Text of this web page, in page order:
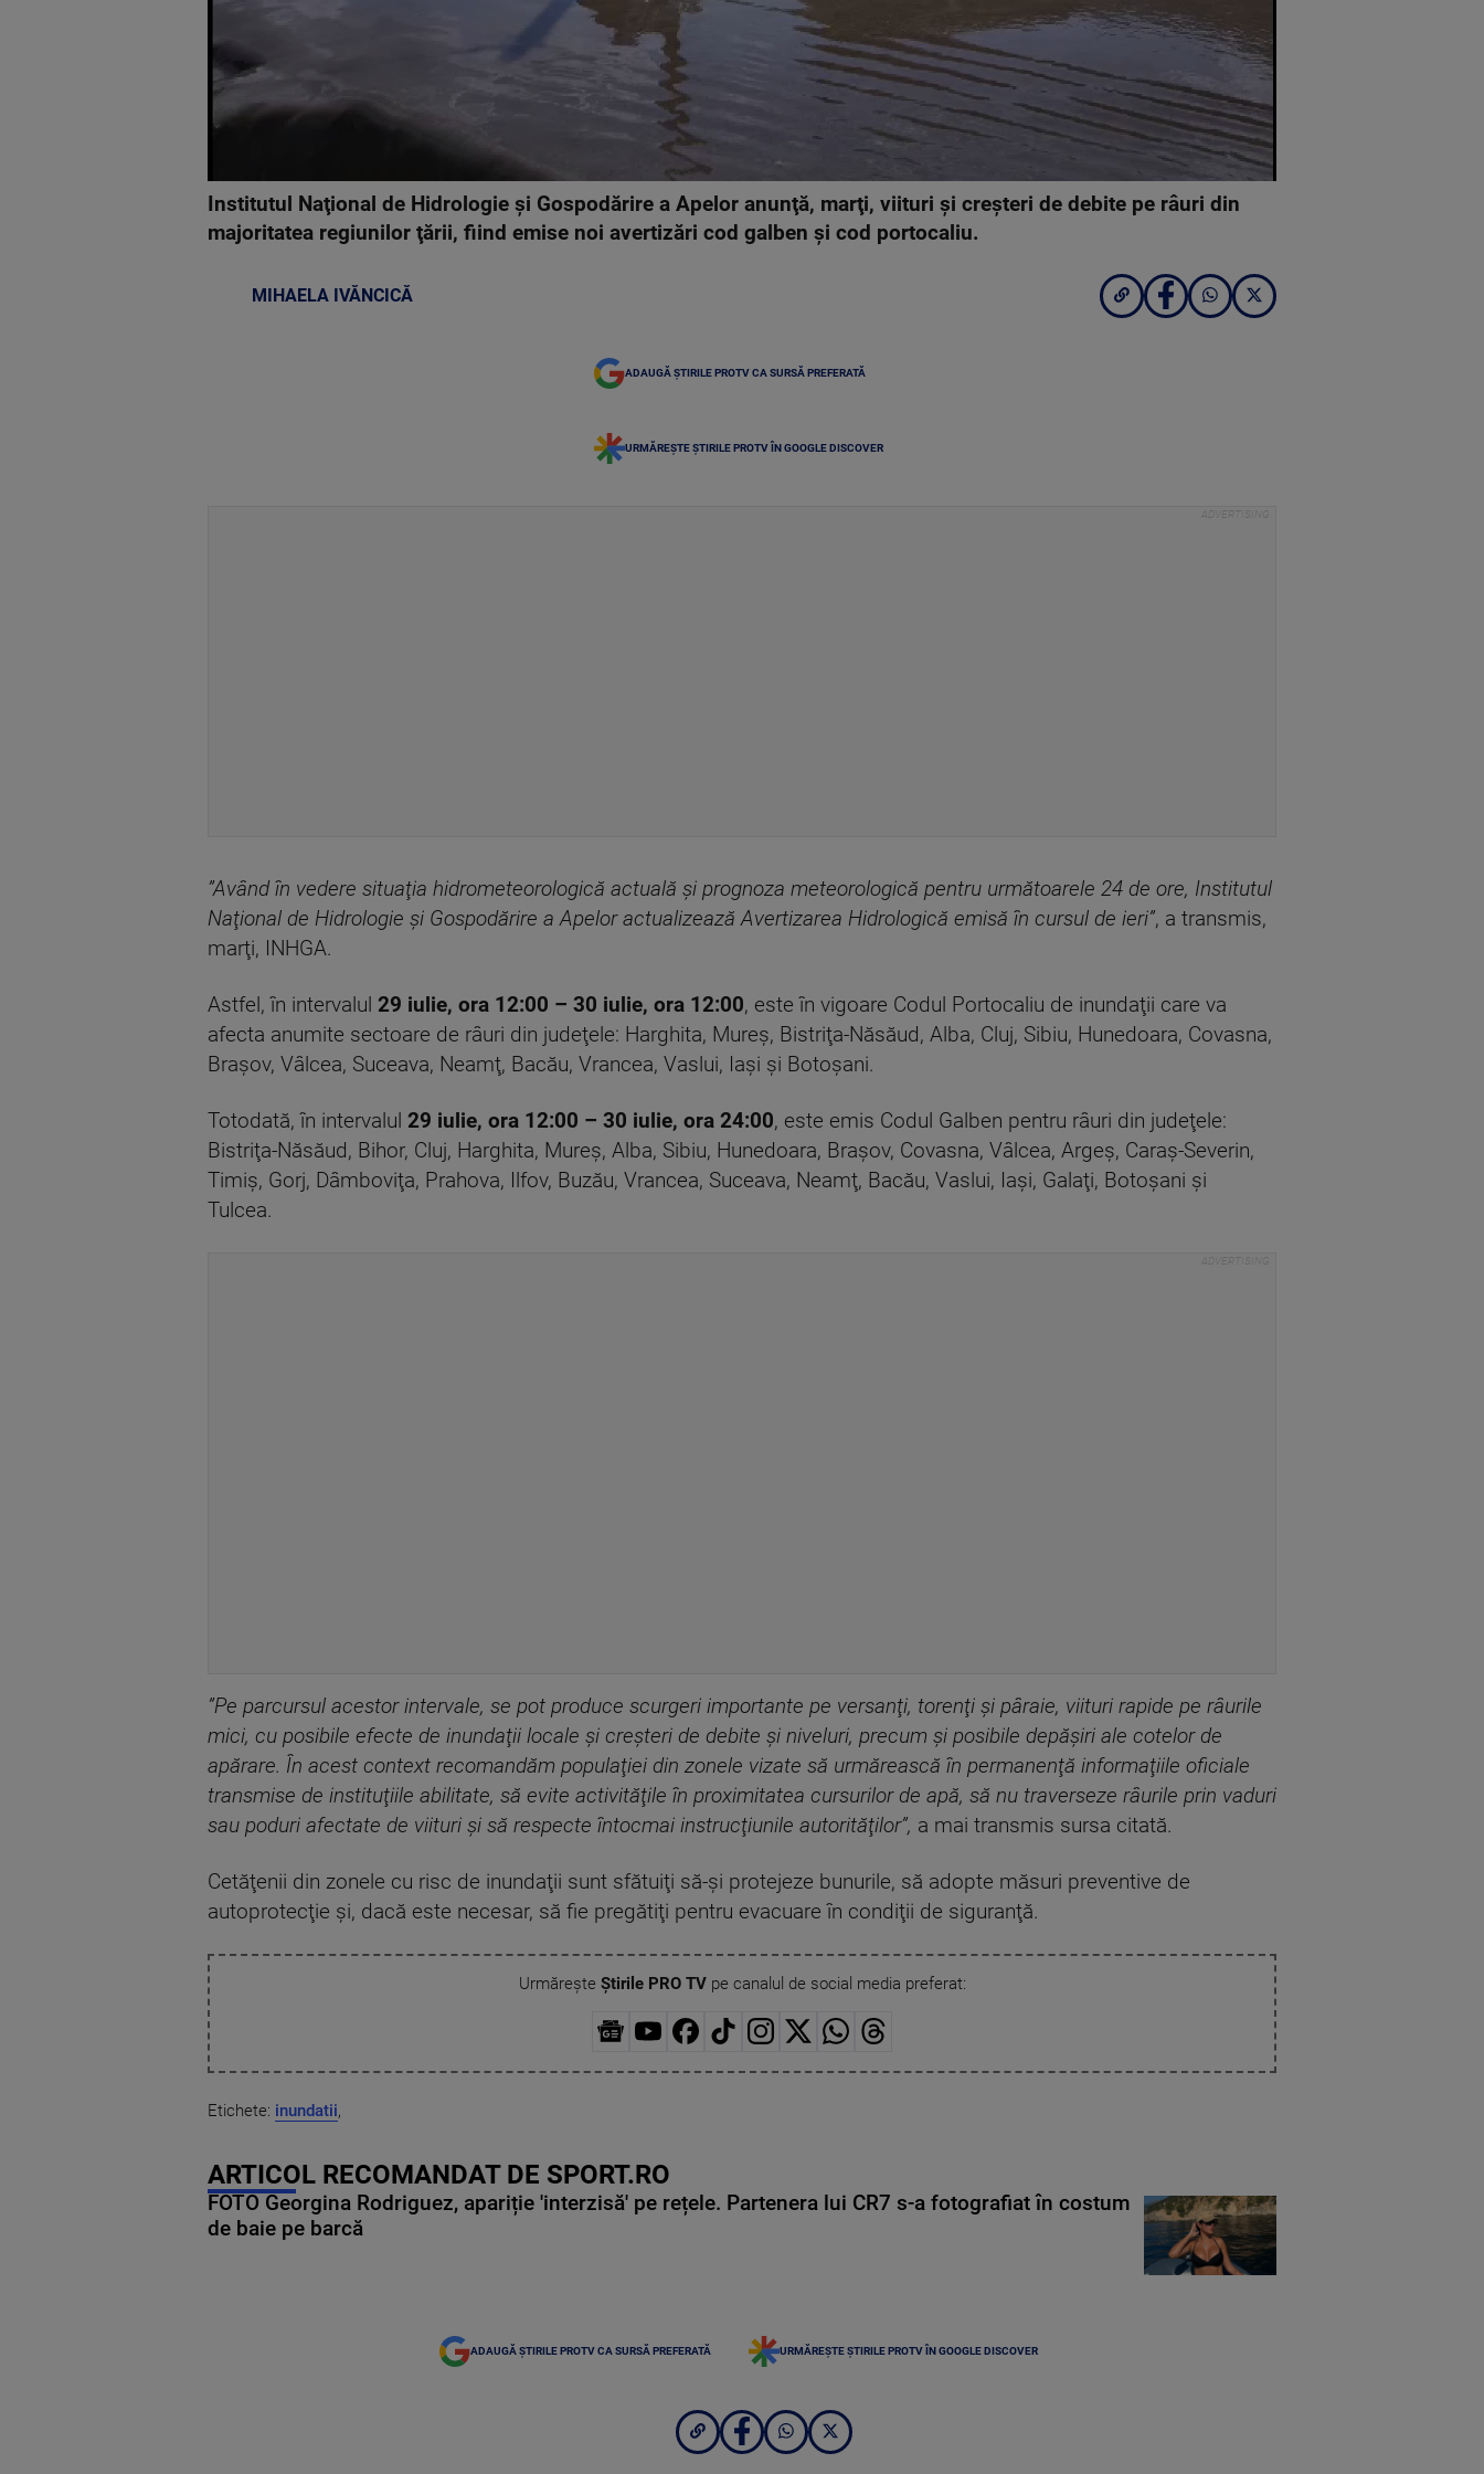
Institutul Naţional de Hidrologie şi Gospodărire a Apelor anunţă, marţi, viituri şi creşteri de debite pe râuri din
majoritatea regiunilor ţării, fiind emise noi avertizări cod galben şi cod portocaliu.
MIHAELA IVĂNCICĂ
ADAUGĂ ȘTIRILE PROTV CA SURSĂ PREFERATĂ
URMĂREȘTE ȘTIRILE PROTV ÎN GOOGLE DISCOVER
”Având în vedere situaţia hidrometeorologică actuală şi prognoza meteorologică pentru următoarele 24 de ore, Institutul
Naţional de Hidrologie şi Gospodărire a Apelor actualizează Avertizarea Hidrologică emisă în cursul de ieri”, a transmis,
marţi, INHGA.
Astfel, în intervalul 29 iulie, ora 12:00 – 30 iulie, ora 12:00, este în vigoare Codul Portocaliu de inundaţii care va
afecta anumite sectoare de râuri din judeţele: Harghita, Mureş, Bistriţa-Năsăud, Alba, Cluj, Sibiu, Hunedoara, Covasna,
Braşov, Vâlcea, Suceava, Neamţ, Bacău, Vrancea, Vaslui, Iaşi şi Botoşani.
Totodată, în intervalul 29 iulie, ora 12:00 – 30 iulie, ora 24:00, este emis Codul Galben pentru râuri din judeţele:
Bistriţa-Năsăud, Bihor, Cluj, Harghita, Mureş, Alba, Sibiu, Hunedoara, Braşov, Covasna, Vâlcea, Argeş, Caraş-Severin,
Timiş, Gorj, Dâmboviţa, Prahova, Ilfov, Buzău, Vrancea, Suceava, Neamţ, Bacău, Vaslui, Iaşi, Galaţi, Botoşani şi
Tulcea.
”Pe parcursul acestor intervale, se pot produce scurgeri importante pe versanţi, torenţi şi pâraie, viituri rapide pe râurile
mici, cu posibile efecte de inundaţii locale şi creşteri de debite şi niveluri, precum şi posibile depăşiri ale cotelor de
apărare. În acest context recomandăm populaţiei din zonele vizate să urmărească în permanenţă informaţiile oficiale
transmise de instituţiile abilitate, să evite activităţile în proximitatea cursurilor de apă, să nu traverseze râurile prin vaduri
sau poduri afectate de viituri şi să respecte întocmai instrucţiunile autorităţilor”, a mai transmis sursa citată.
Cetăţenii din zonele cu risc de inundaţii sunt sfătuiţi să-şi protejeze bunurile, să adopte măsuri preventive de
autoprotecţie şi, dacă este necesar, să fie pregătiţi pentru evacuare în condiţii de siguranţă.
Urmărește Știrile PRO TVpe canalul de social media preferat:
Etichete: inundatii,
ARTICOL RECOMANDAT DE SPORT.RO
FOTO Georgina Rodriguez, apariție 'interzisă' pe rețele. Partenera lui CR7 s-a fotografiat în costum
de baie pe barcă
ADAUGĂ ȘTIRILE PROTV CA SURSĂ PREFERATĂ URMĂREȘTE ȘTIRILE PROTV ÎN GOOGLE DISCOVER